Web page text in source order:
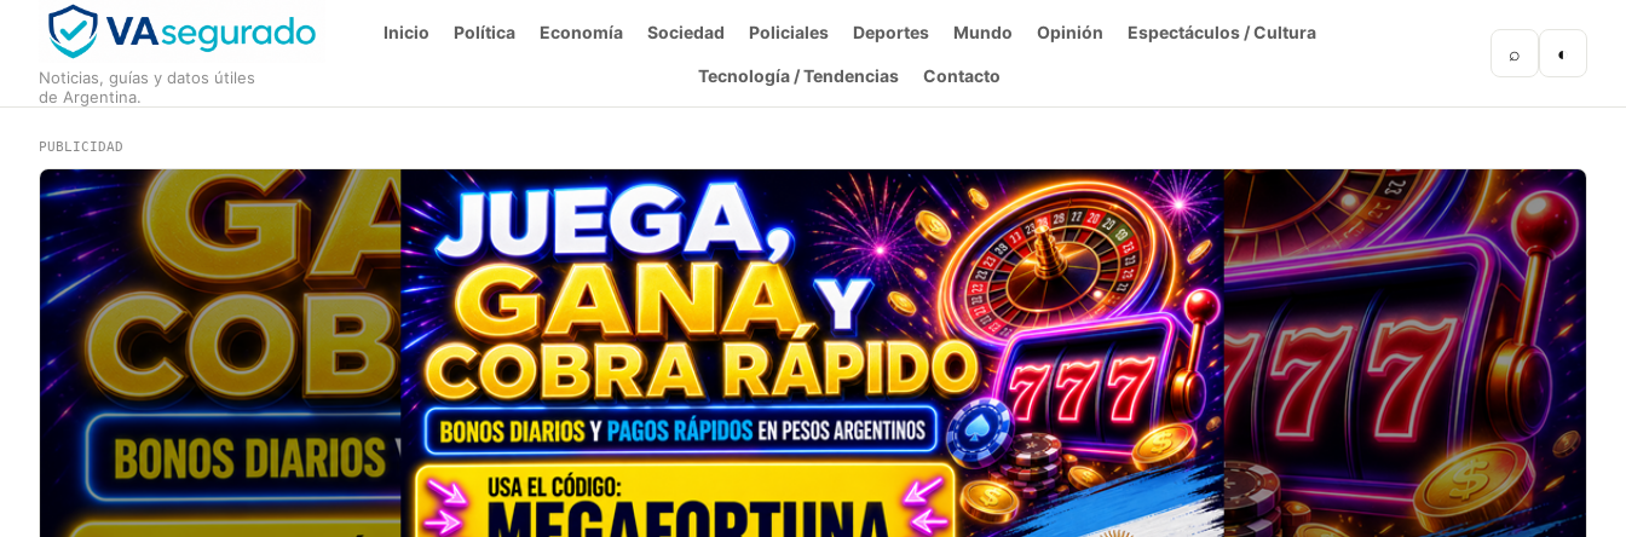
Noticias, guías y datos útiles
de Argentina.
Inicio Política Economía Sociedad Policiales Deportes Mundo Opinión Espectáculos / Cultura
Tecnología / Tendencias Contacto
⌕ ◐
PUBLICIDAD